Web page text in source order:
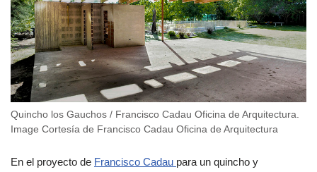
Quincho los Gauchos / Francisco Cadau Oficina de Arquitectura.
Image Cortesía de Francisco Cadau Oficina de Arquitectura
En el proyecto de Francisco Cadau para un quincho y